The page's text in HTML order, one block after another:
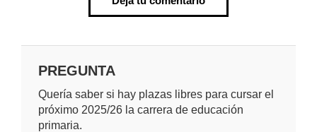
PREGUNTA
Quería saber si hay plazas libres para cursar el
próximo 2025/26 la carrera de educación
primaria.